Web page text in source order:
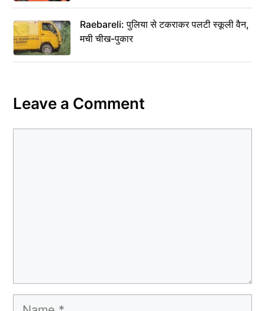
Raebareli: पुलिया से टकराकर पलटी स्कूली वैन,
मची चीख-पुकार
Leave a Comment
Name